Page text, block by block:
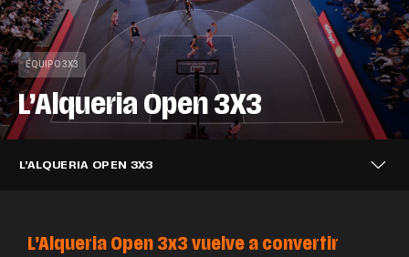
EQUIPO 3X3
L’Alqueria Open 3X3
L’ALQUERIA OPEN 3X3
L’Alqueria Open 3x3 vuelve a convertir